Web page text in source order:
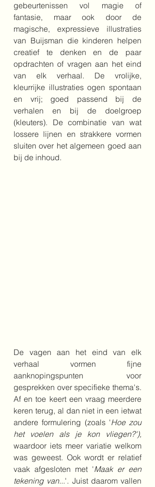
gebeurtenissen vol magie of
fantasie, maar ook door de
magische, expressieve illustraties
van Buijsman die kinderen helpen
creatief te denken en de paar
opdrachten of vragen aan het eind
van elk verhaal. De vrolijke,
kleurrijke illustraties ogen spontaan
en vrij; goed passend bij de
verhalen en bij de doelgroep
(kleuters). De combinatie van wat
lossere lijnen en strakkere vormen
sluiten over het algemeen goed aan
bij de inhoud.
De vagen aan het eind van elk
verhaal vormen fijne
aanknopingspunten voor
gesprekken over specifieke thema's.
Af en toe keert een vraag meerdere
keren terug, al dan niet in een ietwat
andere formulering (zoals 'Hoe zou
waardoor iets meer variatie welkom
was geweest. Ook wordt er relatief
vaak afgesloten met 'Maak er een
tekening van...'. Juist daarom vallen